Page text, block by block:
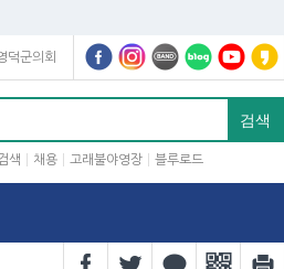
덕군의회
색 채용 고래불야영장 블루로드